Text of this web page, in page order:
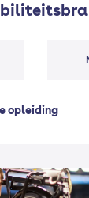
opleiding